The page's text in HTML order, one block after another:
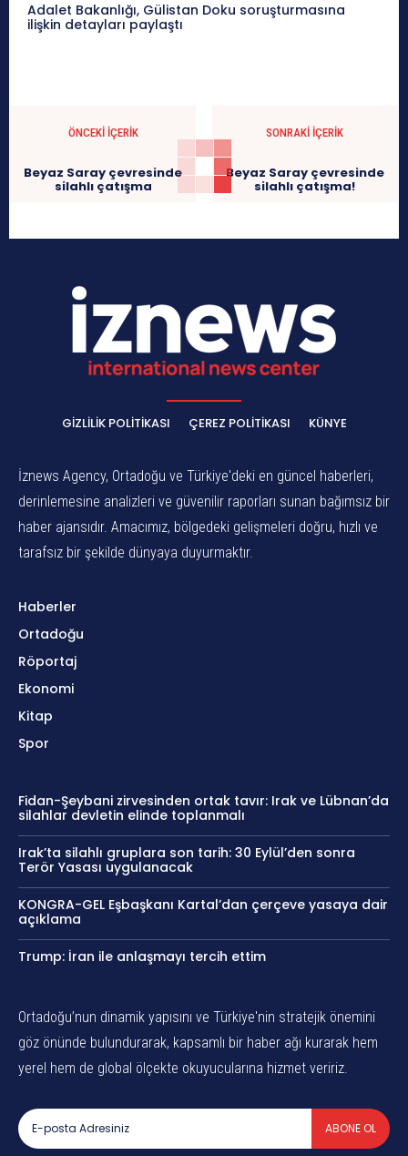
Adalet Bakanlığı, Gülistan Doku soruşturmasına
ilişkin detayları paylaştı
ÖNCEKI İÇERIK
Beyaz Saray çevresinde
silahlı çatışma
SONRAKI İÇERIK
Beyaz Saray çevresinde
silahlı çatışma!
GIZLILIK POLITIKASI ÇEREZ POLITIKASI KÜNYE
İznews Agency, Ortadoğu ve Türkiye'deki en güncel haberleri,
derinlemesine analizleri ve güvenilir raporları sunan bağımsız bir
haber ajansıdır. Amacımız, bölgedeki gelişmeleri doğru, hızlı ve
tarafsız bir şekilde dünyaya duyurmaktır.
Haberler
Ortadoğu
Röportaj
Ekonomi
Kitap
Spor
Fidan-Şeybani zirvesinden ortak tavır: Irak ve Lübnan’da
silahlar devletin elinde toplanmalı
Irak’ta silahlı gruplara son tarih: 30 Eylül’den sonra
Terör Yasası uygulanacak
KONGRA-GEL Eşbaşkanı Kartal’dan çerçeve yasaya dair
açıklama
Trump: İran ile anlaşmayı tercih ettim
Ortadoğu’nun dinamik yapısını ve Türkiye'nin stratejik önemini
göz önünde bulundurarak, kapsamlı bir haber ağı kurarak hem
yerel hem de global ölçekte okuyucularına hizmet veririz.
ABONE OL